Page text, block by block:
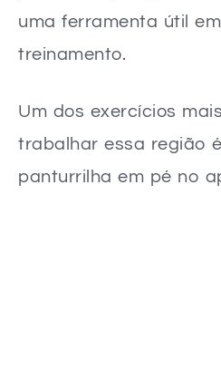
uma ferramenta útil
treinamento.
Um dos exercícios
trabalhar essa região
panturrilha em pé no